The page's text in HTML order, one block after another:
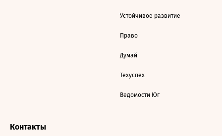
Устойчивое развитие
Право
Думай
Техуспех
Ведомости Юг
Контакты